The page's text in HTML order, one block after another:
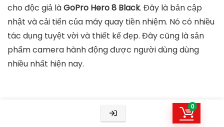
0
Ống kính Max Lens Mod cho máy quay GoPro Hero 9,
3.000.000